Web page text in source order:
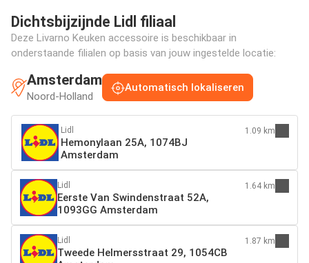
Dichtsbijzijnde Lidl filiaal
Deze Livarno Keuken accessoire is beschikbaar in
onderstaande filialen op basis van jouw ingestelde locatie:
Amsterdam
Noord-Holland
Automatisch lokaliseren
Lidl
Hemonylaan 25A, 1074BJ
Amsterdam
1.09 km
Lidl
Eerste Van Swindenstraat 52A,
1093GG Amsterdam
1.64 km
Lidl
Tweede Helmersstraat 29, 1054CB
1.87 km